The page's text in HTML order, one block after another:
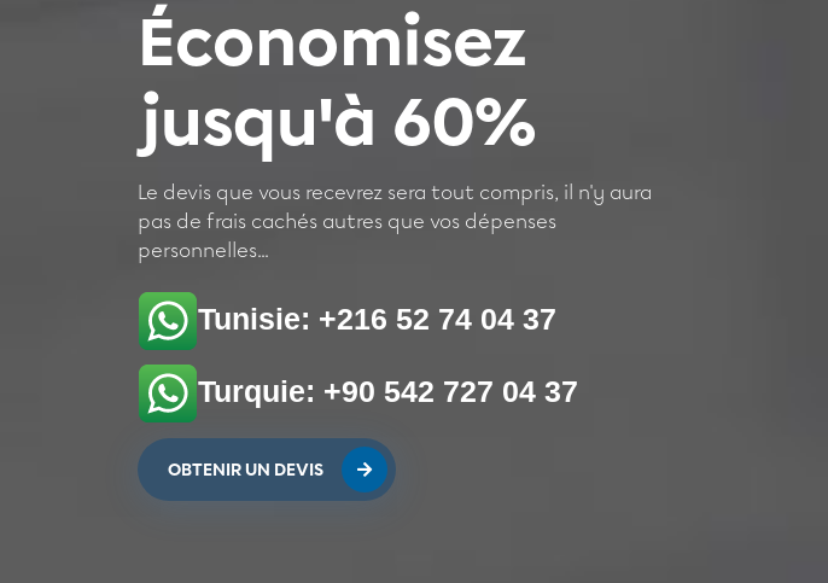
Économisez
jusqu'à 60%
Le devis que vous recevrez sera tout compris, il n'y aura
pas de frais cachés autres que vos dépenses
personnelles...
Tunisie: +216 52 74 04 37
Turquie: +90 542 727 04 37
OBTENIR UN DEVIS